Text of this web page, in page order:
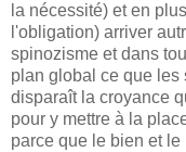
la nécessité) et en
l'obligation) arriver
spinozisme et dans
plan global ce que les
disparaît la croyance
pour y mettre à la
parce que le bien et